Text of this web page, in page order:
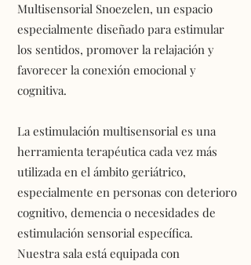
Multisensorial Snoezelen, un espacio
especialmente diseñado para estimular
los sentidos, promover la relajación y
favorecer la conexión emocional y
cognitiva.
La estimulación multisensorial es una
herramienta terapéutica cada vez más
utilizada en el ámbito geriátrico,
especialmente en personas con deterioro
cognitivo, demencia o necesidades de
estimulación sensorial específica.
Nuestra sala está equipada con